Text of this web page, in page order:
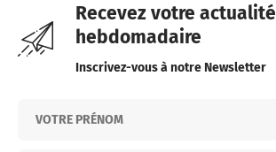
Recevez votre actualité
hebdomadaire
Inscrivez-vous à notre Newsletter